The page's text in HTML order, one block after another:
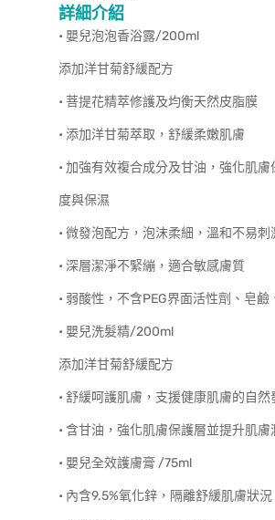
詳細介紹
• 嬰兒泡泡香浴露/200ml
添加洋甘菊舒緩配方
• 菩提花精萃修護及均衡天然皮脂膜
• 添加洋甘菊萃取，舒緩柔嫩肌膚
• 加強有效複合成分及甘油，強化肌
度與保濕
• 微發泡配方，泡沫柔細，溫和不易刺
• 深層潔淨不緊繃，適合敏感膚質
• 弱酸性，不含PEG界面活性劑、皂鹼
• 嬰兒洗髮精/200ml
添加洋甘菊舒緩配方
• 舒緩呵護肌膚，支援健康肌膚的自然
• 含甘油，強化肌膚保護層並提升肌膚
• 嬰兒全效護膚膏 /75ml
• 內含9.5%氧化鋅，隔離舒緩肌膚狀況